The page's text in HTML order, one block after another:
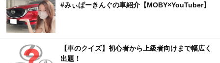
#みぃぱーきんぐの車紹介【MOBY×YouTuber】
【車のクイズ】初心者から上級者向けまで幅広く
出題！